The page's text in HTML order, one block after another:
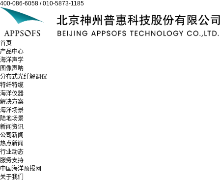
400-086-6058 / 010-5873-1185
首页
产品中心
海洋声学
图像声呐
分布式光纤解调仪
特纤特缆
海洋仪器
解决方案
海洋场景
陆地场景
新闻资讯
公司新闻
热点新闻
行业动态
服务支持
中国海洋预报网
关于我们